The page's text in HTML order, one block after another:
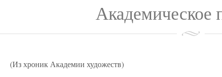
Академическое
(Из хроник Академии художеств)